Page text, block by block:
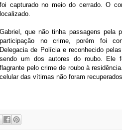
foi capturado no meio do cerrado. O
localizado.
Gabriel, que não tinha passagens pela
participação no crime, porém foi
Delegacia de Polícia e reconhecido
sendo um dos autores do roubo. Ele
flagrante pelo crime de roubo à
celular das vítimas não foram recuperados.